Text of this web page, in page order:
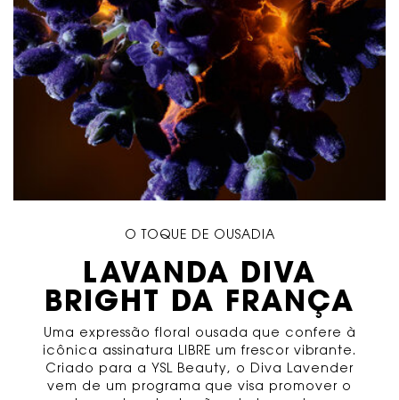
O TOQUE DE OUSADIA
LAVANDA DIVA
BRIGHT DA FRANÇA
Uma expressão floral ousada que confere à
icônica assinatura LIBRE um frescor vibrante.
Criado para a YSL Beauty, o Diva Lavender
vem de um programa que visa promover o